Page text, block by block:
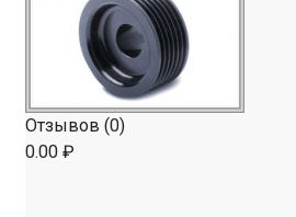
Отзывов (0)
0.00 ₽